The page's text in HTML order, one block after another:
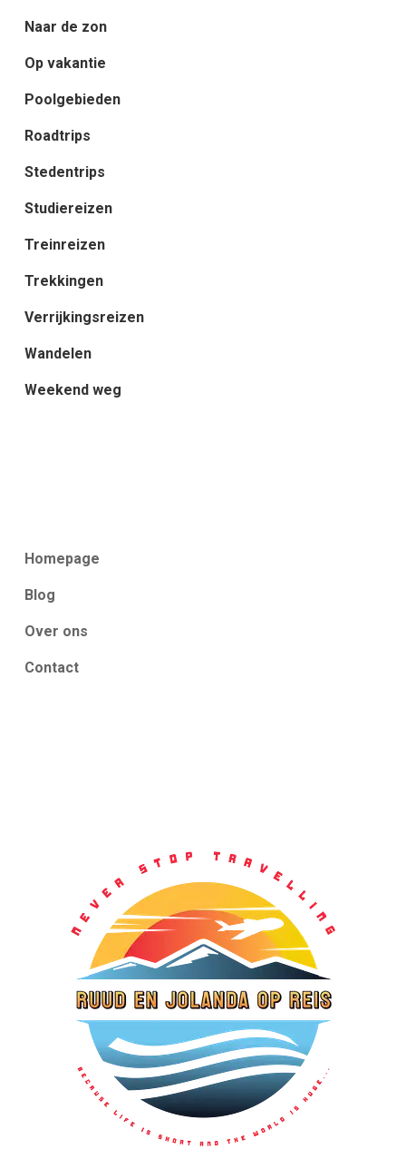
Naar de zon
Op vakantie
Poolgebieden
Roadtrips
Stedentrips
Studiereizen
Treinreizen
Trekkingen
Verrijkingsreizen
Wandelen
Weekend weg
Homepage
Blog
Over ons
Contact